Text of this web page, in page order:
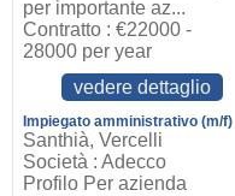
per importante az...
Contratto : €22000 -
28000 per year
vedere dettaglio
Impiegato amministrativo (m/f)
Santhià, Vercelli
Società : Adecco
Profilo Per azienda